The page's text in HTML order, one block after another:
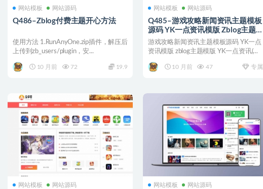
网站模板 网站源码
Q486–Zblog付费主题开心方法
使用方法 1.RunAnyOne.zip插件，解压后
上传到zb_users/plugin，安...
10 月前 72 19.9
网站模板 网站源码
Q485–游戏攻略新闻资讯主题模板
源码 YK一点资讯模版 Zblog主题
模版
游戏攻略新闻资讯主题模板源码 YK一点
资讯模版 zblog主题模版 YK一点资讯(三
10 月前
47 专属
网站模板 网站源码 网站模板 网站源码